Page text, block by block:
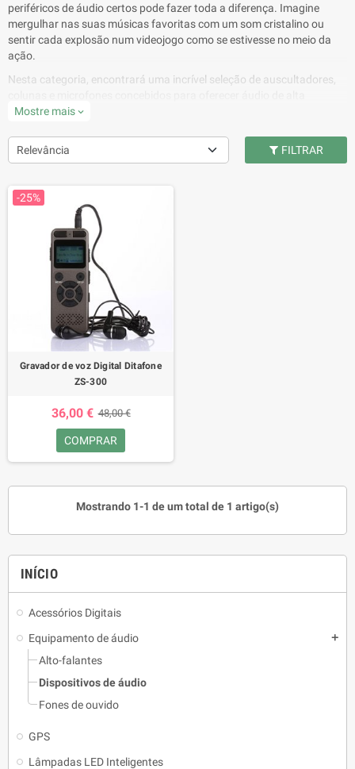
INÍCIO
Acessórios Digitais
Equipamento de áudio
add
Alto-falantes
Dispositivos de áudio
Fones de ouvido
GPS
Lâmpadas LED Inteligentes
periféricos de áudio certos pode fazer toda a diferença. Imagine
mergulhar nas suas músicas favoritas com um som cristalino ou
sentir cada explosão num videojogo como se estivesse no meio da
ação.
Nesta categoria, encontrará uma incrível seleção de auscultadores,
qualidade. Desde auscultadores sem fios elegantes que permitem
ambiente com um som rico, há opções para todos os gostos. Se
gosta de jogos, considere um headset com microfone incorporado
Para quem gosta de criar, os microfones de alta qualidade podem
elevar as suas gravações, tornando a sua voz profissional e nítida.
Com designs exclusivos e tecnologia de ponta, estes periféricos de
áudio não só melhoram a sua experiência sonora, como também
acrescentam um toque de estilo ao seu setup.
Explore o mundo dos dispositivos de áudio e descubra como o
equipamento certo pode transformar a sua experiência sonora. Quer
esteja em casa ou em viagem, o áudio de qualidade está à distância
de um clique!
Mostre mais expand_more
Relevância FILTRAR
-25%
Gravador de voz Digital Ditafone
ZS-300
36,00 € 48,00 €
COMPRAR
Mostrando 1-1 de um total de 1 artigo(s)